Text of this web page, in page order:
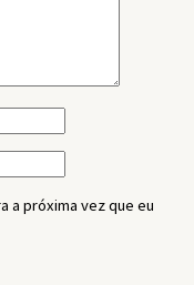
a próxima vez que eu